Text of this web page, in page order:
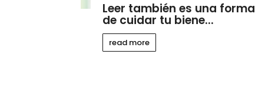
Leer también es una forma
de cuidar tu biene...
read more